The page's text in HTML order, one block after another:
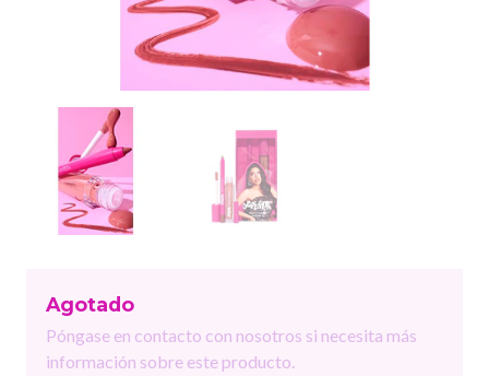
Agotado
Póngase en contacto con nosotros si necesita más
información sobre este producto.